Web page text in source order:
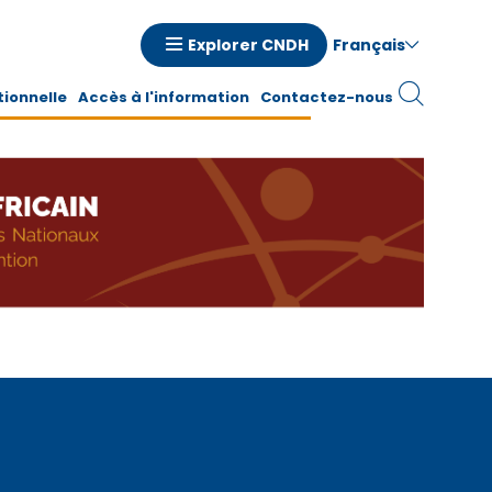
Explorer CNDH Français
Accès à l'information Contactez-nous